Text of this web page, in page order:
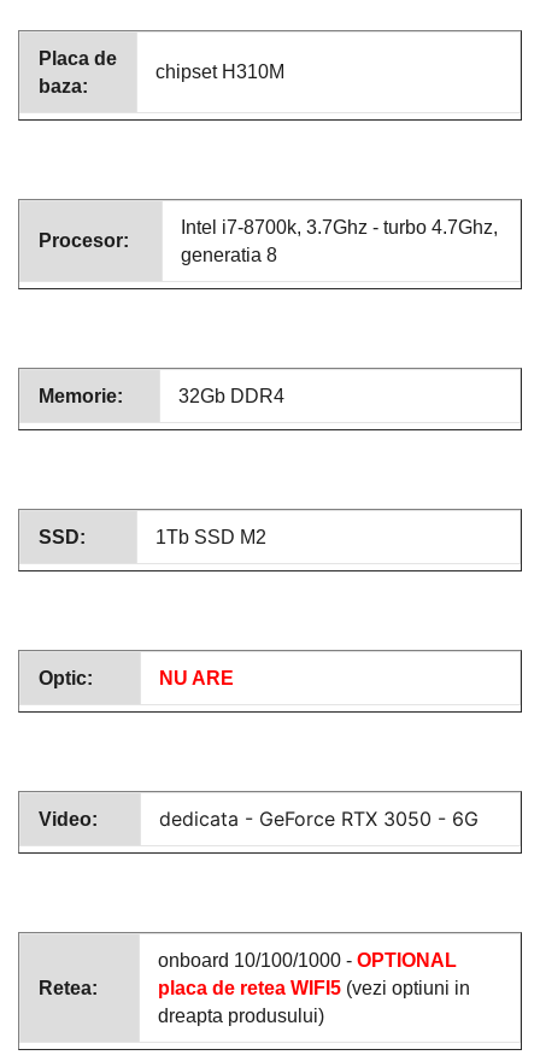
Placa de
baza:
chipset H310M
Procesor:
Intel i7-8700k, 3.7Ghz - turbo 4.7Ghz,
generatia 8
Memorie: 32Gb DDR4
SSD: 1Tb SSD M2
Optic: NU ARE
Video: dedicata - GeForce RTX 3050 - 6G
Retea:
onboard 10/100/1000 - OPTIONAL
placa de retea WIFI5 (vezi optiuni in
dreapta produsului)